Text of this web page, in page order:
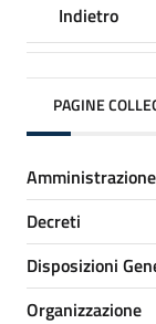
Indietro
PAGINE
Decreti
Disposizioni
Organizzazione